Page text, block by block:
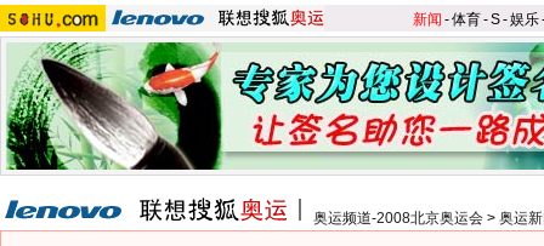
新闻 -体育-S-娱乐
奥运频道-2008北京奥运会 > 奥运